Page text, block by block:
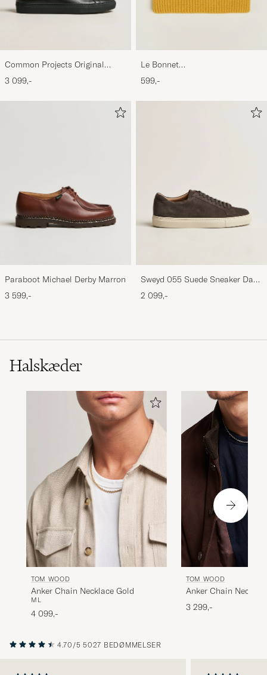
Common Projects Original
Achilles Sneaker Black
3 099,-
Le Bonnet
Lambswool/Caregora Beanie
Mustard
599,-
Paraboot Michael Derby Marron
3 599,-
Sweyd 055 Suede Sneaker Dark
Grey
2 099,-
Halskæder
TOM WOOD
Anker Chain Necklace Gold
M L
4 099,-
TOM WOOD
Anker Chain
3 299,-
4.70/5 5027 BEDØMMELSER